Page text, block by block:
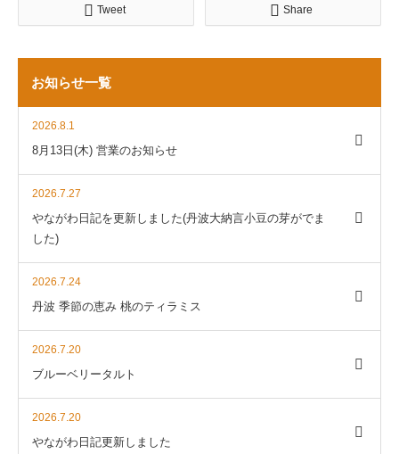
Tweet Share
お知らせ一覧
2026.8.1
8月13日(木) 営業のお知らせ
2026.7.27
やながわ日記を更新しました(丹波大納言小豆の芽がでま
した)
2026.7.24
丹波 季節の恵み 桃のティラミス
2026.7.20
ブルーベリータルト
2026.7.20
やながわ日記更新しました